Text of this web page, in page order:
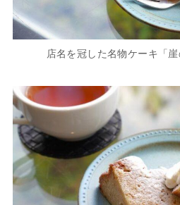
店名を冠した名物ケーキ「